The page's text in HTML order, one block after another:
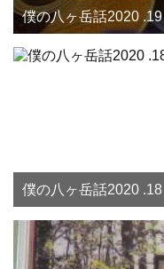
僕の八ヶ岳話2020 .19
僕の八ヶ岳話2020 .18